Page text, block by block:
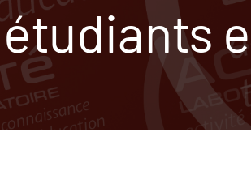
étudiants